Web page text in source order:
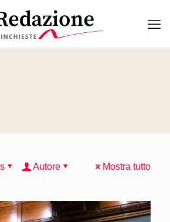
Autore Mostra tutto